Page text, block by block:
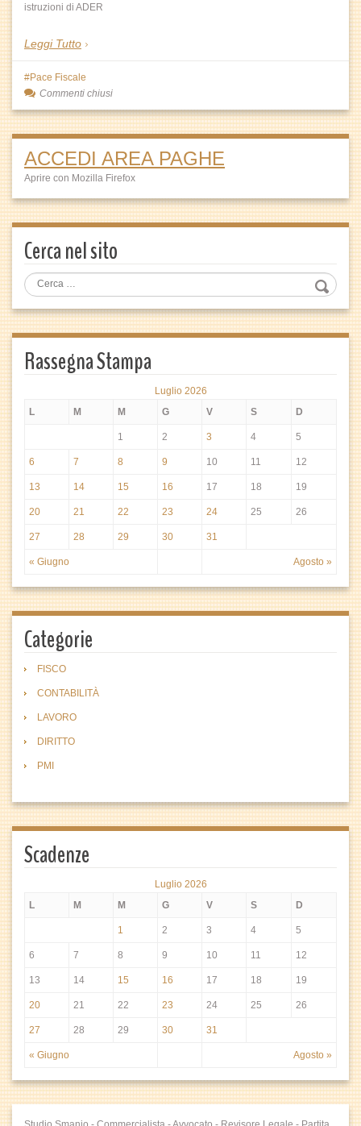
istruzioni di ADER
Leggi Tutto
Pace Fiscale
Commenti chiusi
ACCEDI AREA PAGHE
Aprire con Mozilla Firefox
Cerca nel sito
Rassegna Stampa
Luglio 2026
L
M M G V S D
« Giugno Agosto »
1 2 3 4 5
6 7 8 9 10 11 12
13 14 15 16 17 18 19
20 21 22 23 24 25 26
27 28 29 30 31
Categorie
FISCO
CONTABILITÀ
LAVORO
DIRITTO
PMI
Scadenze
Luglio 2026
L
M M G V S D
« Giugno Agosto »
1 2 3 4 5
6 7 8 9 10 11 12
13 14 15 16 17 18 19
20 21 22 23 24 25 26
27 28 29 30 31